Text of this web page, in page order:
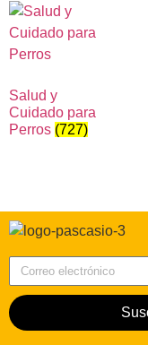
Salud y
Cuidado para
Perros (727)